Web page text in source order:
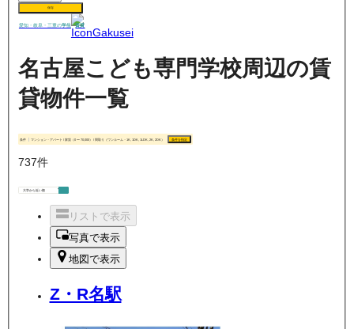
保存
愛知・岐阜・三重の学生 賃貸
名古屋こども専門学校周辺の賃
貸物件一覧
条件 マンション・アパート / 家賃（0 〜 70,000） / 間取り（ワンルーム・1K, 1DK, 1LDK, 2K, 2DK） 条件を指定
737件
リストで表示
写真で表示
地図で表示
Z・R名駅